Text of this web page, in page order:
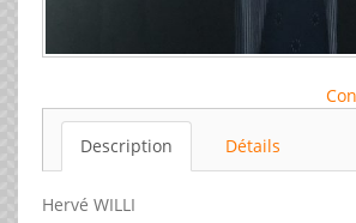
Description Détails
Hervé WILLI